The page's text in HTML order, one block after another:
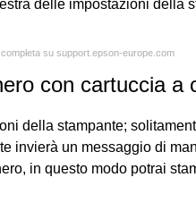
delle impostazioni della
su support.epson-europe.com
con cartuccia a
della stampante;
invierà un messaggio di
in questo modo potrai